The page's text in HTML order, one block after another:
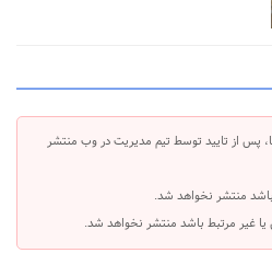
پس از تایید توسط تیم مدیریت در وب منتشر
باشد منتشر نخواهد شد.
یا غیر مرتبط باشد منتشر نخواهد شد.